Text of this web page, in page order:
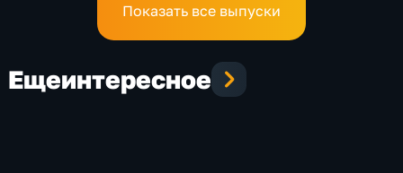
Показать все выпуски
Ещеинтересное